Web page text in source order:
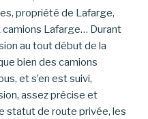
propriété de Lafarge,
Lafarge… Durant
au tout début de la
bien des camions
et s’en est suivi,
assez précise et
statut de route privée, les